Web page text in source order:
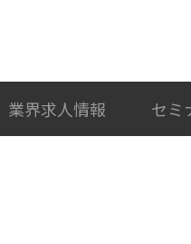
業界求人情報 セミ